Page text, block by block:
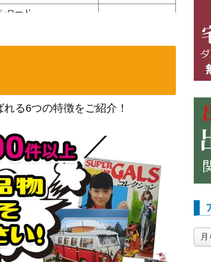
ロード
ロード
）
ロード
しの子）
9,500
ロード
マ娘）
1,500
ロード
イドルマスター シャイ
カラーズ）
9,000
る6つの特徴をご紹介！
ー